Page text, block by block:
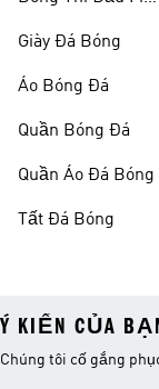
Giày Đá Bóng
Áo Bóng Đá
Quần Bóng Đá
Quần Áo Đá Bóng
Tất Đá Bóng
Ý KIẾN CỦA
Chúng tôi cố gắng